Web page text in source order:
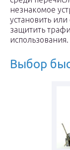
незнакомое
установить
защитить
использования.
Выбор